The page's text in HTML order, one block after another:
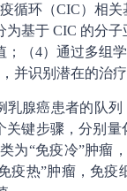
循环（CIC）相
基于 CIC 的分
（4）通过多组
并识别潜在的治疗
腺癌患者的队
键步骤，分别量
为“免疫冷”肿瘤
疫热”肿瘤，免